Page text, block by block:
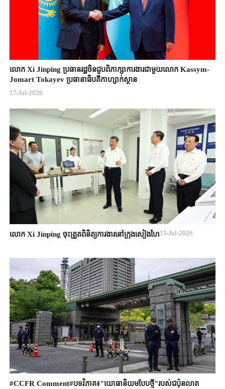
លោក Xi Jinping ប្រធានរដ្ឋចិន​ជួបពិភាក្សា​ការងារជាមួយ​លោក Kassym-
Jomart ​Tokayev ​ប្រធានាធិបតី​កាហ្សាក់ស្ថាន​
17-Jul-2026
លោក Xi Jinping ចុះត្រួតពិនិត្យការងារនៅក្រុងសៀងហៃ15-Jul-2026
#CCFR Comment#បទវិភាគ៖"យោធានិយមបែបថ្មី"របស់ជប៉ុនលាត